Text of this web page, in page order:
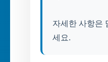
자세한 사항은
세요.